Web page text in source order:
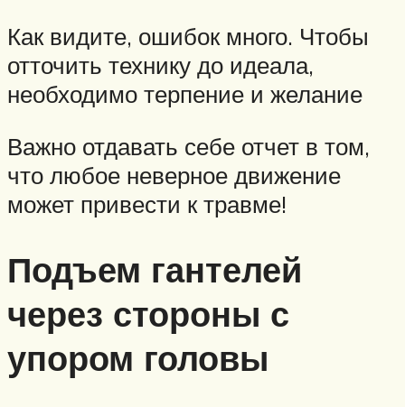
Как видите, ошибок много. Чтобы
отточить технику до идеала,
необходимо терпение и желание
Важно отдавать себе отчет в том,
что любое неверное движение
может привести к травме!
Подъем гантелей
через стороны с
упором головы